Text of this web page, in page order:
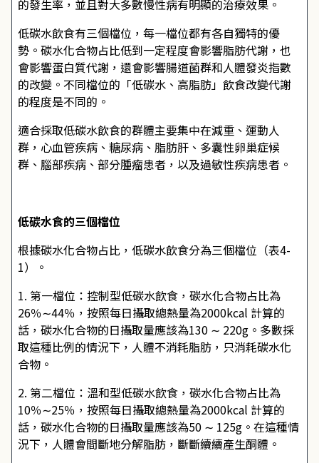
的發生率，並且對大多數慢性病有明顯的治療效果。
低碳水飲食有三個檔位，每一檔位都有各自獨特的優
勢。碳水化合物占比低到一定程度會影響脂肪代謝，也
會影響蛋白質代謝，還會影響腸道菌群和人體發炎指數
的改變。不同檔位的「低碳水、高脂肪」飲食改變代謝
的程度是不同的。
適合採取低碳水飲食的群體主要集中在減重、運動人
群，心血管疾病、糖尿病、脂肪肝、多囊性卵巢症候
群、腦部疾病、部分腫瘤患者，以及過敏性疾病患者。
低碳水食的三個檔位
根據碳水化合物占比，低碳水飲食分為三個檔位（表4-
1）。
1. 第一檔位：控制型低碳水飲食，碳水化合物占比為
26％∼44％，按照每日攝取總熱量為2000kcal 計算的
話，碳水化合物的日攝取量應該為130 ∼ 220g。多數採
取這種比例的情況下，人體不消耗脂肪，只消耗碳水化
合物。
2. 第二檔位：溫和型低碳水飲食，碳水化合物占比為
10％∼25％，按照每日攝取總熱量為2000kcal 計算的
話，碳水化合物的日攝取量應該為50 ∼ 125g。在這種情
況下，人體會間斷地分解脂肪，斷斷續續產生酮體。